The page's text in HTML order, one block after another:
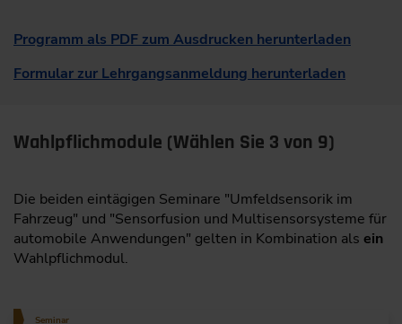
Programm als PDF zum Ausdrucken herunterladen
Formular zur Lehrgangsanmeldung herunterladen
Wahlpflichmodule (Wählen Sie 3 von 9)
Die beiden eintägigen Seminare "Umfeldsensorik im
Fahrzeug" und "Sensorfusion und Multisensorsysteme für
automobile Anwendungen" gelten in Kombination als ein
Wahlpflichmodul.
Seminar